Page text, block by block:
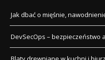
Jak dbać o mięśnie,
DevSecOps – bezpieczeństwo